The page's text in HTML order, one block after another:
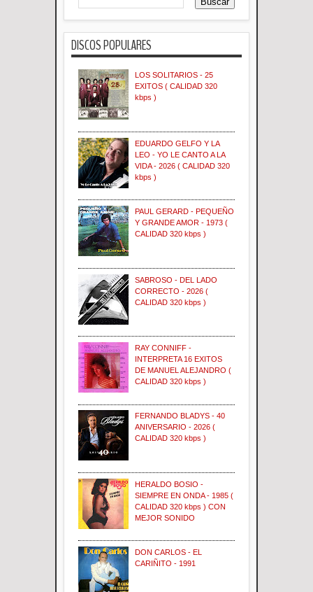
DISCOS POPULARES
LOS SOLITARIOS - 25
EXITOS ( CALIDAD 320
kbps )
EDUARDO GELFO Y LA
LEO - YO LE CANTO A LA
VIDA - 2026 ( CALIDAD 320
kbps )
PAUL GERARD - PEQUEÑO
Y GRANDE AMOR - 1973 (
CALIDAD 320 kbps )
SABROSO - DEL LADO
CORRECTO - 2026 (
CALIDAD 320 kbps )
RAY CONNIFF -
INTERPRETA 16 EXITOS
DE MANUEL ALEJANDRO (
CALIDAD 320 kbps )
FERNANDO BLADYS - 40
ANIVERSARIO - 2026 (
CALIDAD 320 kbps )
HERALDO BOSIO -
SIEMPRE EN ONDA - 1985 (
CALIDAD 320 kbps ) CON
MEJOR SONIDO
DON CARLOS - EL
CARIÑITO - 1991